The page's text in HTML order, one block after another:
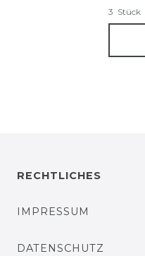
3 Stück
RECHTLICHES
IMPRESSUM
DATENSCHUTZ